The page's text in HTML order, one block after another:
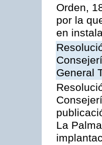
Orden,
por la
en
General
La